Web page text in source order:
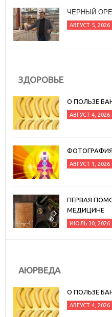
ЧЕРНЫЙ
АВГУСТ 5, 2026
ЗДОРОВЬЕ
О ПОЛЬЗЕ
АВГУСТ 4, 2026
АВГУСТ 1, 2026
ПЕРВАЯ
МЕДИЦИНЕ
ИЮЛЬ 30, 2026
АЮРВЕДА
О ПОЛЬЗЕ
АВГУСТ 4, 2026